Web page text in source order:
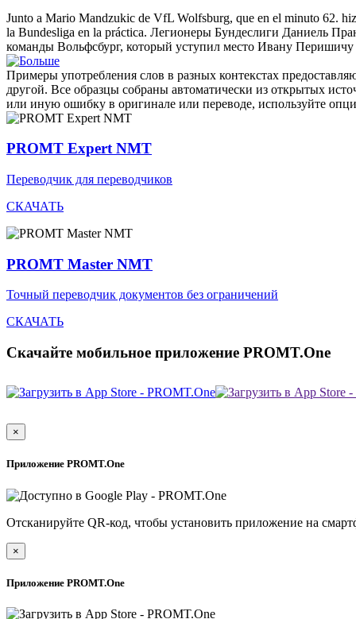
Junto a Mario Mandzukic de VfL Wolfsburg, que en el minuto 62.
la Bundesliga en la práctica. Легионеры Бундеслиги Даниель
команды Вольфсбург, который уступил место Ивану
Примеры употребления слов в разных контекстах
другой. Все образцы собраны автоматически из открытых
или иную ошибку в оригинале или переводе, используйте
PROMT Expert NMT
Переводчик для переводчиков
СКАЧАТЬ
PROMT Master NMT
Точный переводчик документов без ограничений
СКАЧАТЬ
Скачайте мобильное приложение PROMT.One
×
Приложение PROMT.One
Отсканируйте QR-код, чтобы установить приложение на
×
Приложение PROMT.One